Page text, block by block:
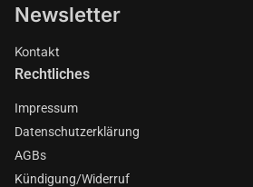
Newsletter
Kontakt
Rechtliches
Impressum
Datenschutzerklärung
AGBs
Kündigung/Widerruf